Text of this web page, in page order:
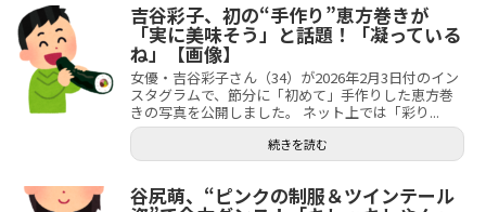
吉谷彩子、初の“手作り”恵方巻きが
「実に美味そう」と話題！「凝っている
ね」【画像】
女優・吉谷彩子さん（34）が2026年2月3日付のイン
スタグラムで、節分に「初めて」手作りした恵方巻
きの写真を公開しました。 ネット上では「彩り...
続きを読む
谷尻萌、“ピンクの制服＆ツインテール